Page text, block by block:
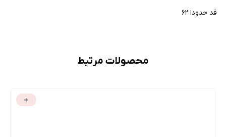
قد حدودا ۶۲
محصولات مرتبط